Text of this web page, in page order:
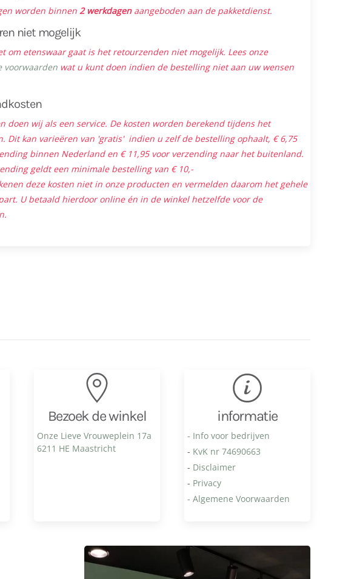
worden binnen 2 werkdagenaangeboden aan de pakketdienst.
niet mogelijk
om etenswaar gaat is het retourzenden niet mogelijk. Lees onze
voorwaarden wat u kunt doen indien de bestelling niet aan uw wensen
doen wij als een service. De kosten worden berekend tijdens het
Dit kan varieëren van 'gratis' indien u zelf de bestelling ophaalt, € 6,75
binnen Nederland en € 11,95 voor verzending naar het buitenland.
geldt een minimale bestelling van € 10,-
deze kosten niet in onze producten en vermelden daarom het gehele
U betaald hierdoor online én in de winkel hetzelfde voor de
Bezoek de winkel
Onze Lieve Vrouweplein 17a
6211 HE Maastricht
informatie
- Info voor bedrijven
- KvK nr 74690663
- Disclaimer
- Privacy
- Algemene Voorwaarden